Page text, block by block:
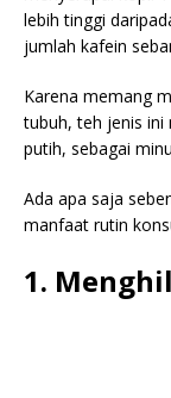
lebih tinggi
jumlah kafein
Karena memang
tubuh, teh jenis
putih, sebagai
Ada apa saja
manfaat rutin
1.